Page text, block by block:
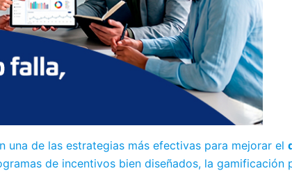
una de las estrategias más efectivas para mejorar el
de incentivos bien diseñados, la